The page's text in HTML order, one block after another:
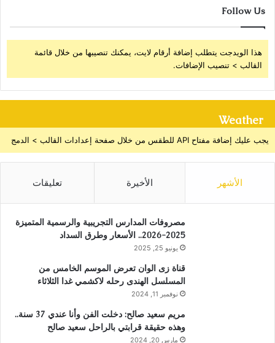
Follow Us
هذا الويدجت يتطلب إضافة أرقام لايت، يمكنك تنصيبها من خلال قائمة
القالب > تنصيب الإضافات.
Weather
يجب عليك إضافة مفتاح API للطقس من خلال صفحة إعدادات القالب > الدمج
الأشهر الأخيرة تعليقات
مصروفات المدارس التجريبية والرسمية المتميزة
2025-2026.. الأسعار وطرق السداد
يونيو 25, 2025
قناة زى الوان تعرض الموسم الخامس من
المسلسل الهندى رحله لاكشمي غدا الثلاثاء
نوفمبر 11, 2024
مريم سعيد صالح: دخلت الفن وأنا عندي 37 سنة..
وهذه حقيقة قرابتي بالراحل سعيد صالح
مارس 20, 2024